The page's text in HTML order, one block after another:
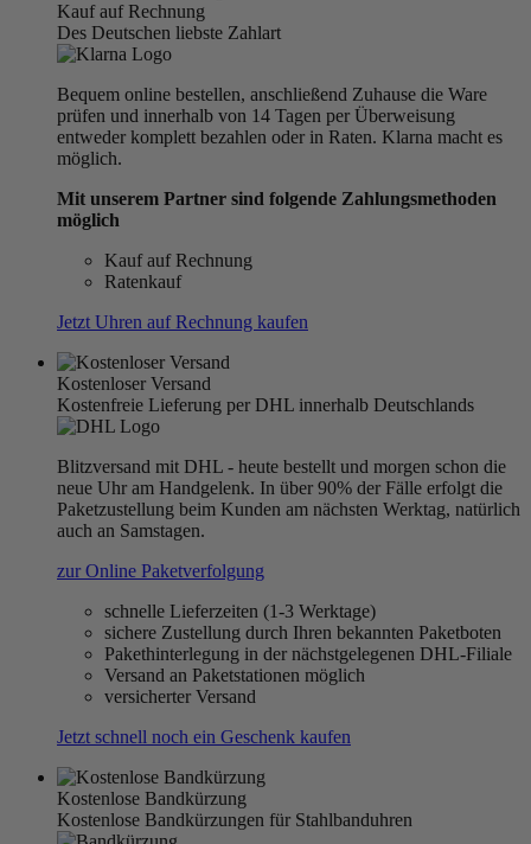
Kauf auf Rechnung
Des Deutschen liebste Zahlart
Bequem online bestellen, anschließend Zuhause die Ware
prüfen und innerhalb von 14 Tagen per Überweisung
entweder komplett bezahlen oder in Raten. Klarna macht es
möglich.
Mit unserem Partner sind folgende Zahlungsmethoden
möglich
Kauf auf Rechnung
Ratenkauf
Jetzt Uhren auf Rechnung kaufen
Kostenloser Versand
Kostenfreie Lieferung per DHL innerhalb Deutschlands
Blitzversand mit DHL - heute bestellt und morgen schon die
neue Uhr am Handgelenk. In über 90% der Fälle erfolgt die
Paketzustellung beim Kunden am nächsten Werktag, natürlich
auch an Samstagen.
zur Online Paketverfolgung
schnelle Lieferzeiten (1-3 Werktage)
sichere Zustellung durch Ihren bekannten Paketboten
Pakethinterlegung in der nächstgelegenen DHL-Filiale
Versand an Paketstationen möglich
versicherter Versand
Jetzt schnell noch ein Geschenk kaufen
Kostenlose Bandkürzung
Kostenlose Bandkürzungen für Stahlbanduhren